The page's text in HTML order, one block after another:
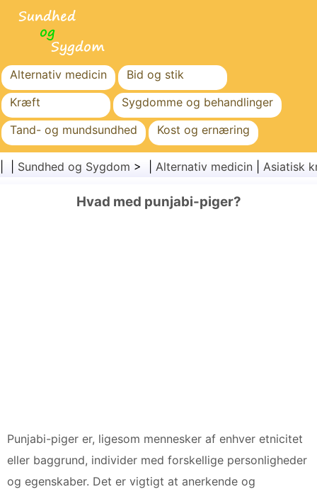
Alternativ medicin
Bid og stik
Kræft
Sygdomme og behandlinger
Tand- og mundsundhed
Kost og ernæring
Familiesundhed
Sundhedssektoren
Sundhed
Sundhed og Sygdom > | Alternativ medicin Asiatisk
Hvad med punjabi-piger?
Punjabi-piger er, ligesom mennesker af enhver etnicitet
eller baggrund, individer med forskellige personligheder
og egenskaber. Det er vigtigt at anerkende og